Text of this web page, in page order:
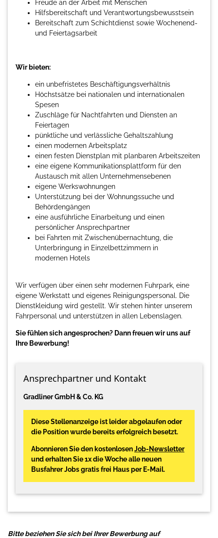
Freude an der Arbeit mit Menschen
Hilfsbereitschaft und Verantwortungsbewusstsein
Bereitschaft zum Schichtdienst sowie Wochenend-
und Feiertagsarbeit
Wir bieten:
ein unbefristetes Beschäftigungsverhältnis
Höchstsätze bei nationalen und internationalen
Spesen
Zuschläge für Nachtfahrten und Diensten an
Feiertagen
pünktliche und verlässliche Gehaltszahlung
einen modernen Arbeitsplatz
einen festen Dienstplan mit planbaren Arbeitszeiten
eine eigene Kommunikationsplattform für den
Austausch mit allen Unternehmensebenen
eigene Werkswohnungen
Unterstützung bei der Wohnungssuche und
Behördengängen
eine ausführliche Einarbeitung und einen
persönlicher Ansprechpartner
bei Fahrten mit Zwischenübernachtung, die
Unterbringung in Einzelbettzimmern in
modernen Hotels
Wir verfügen über einen sehr modernen Fuhrpark, eine
eigene Werkstatt und eigenes Reinigungspersonal. Die
Dienstkleidung wird gestellt. Wir stehen hinter unserem
Fahrpersonal und unterstützen in allen Lebenslagen.
Sie fühlen sich angesprochen? Dann freuen wir uns auf
Ihre Bewerbung!
Ansprechpartner und Kontakt
Gradliner GmbH & Co. KG
Diese Stellenanzeige ist leider abgelaufen oder
die Position wurde bereits erfolgreich besetzt.
Abonnieren Sie den kostenlosenJob-Newsletter
und erhalten Sie 1x die Woche alle neuen
Busfahrer Jobs gratis frei Haus per E-Mail.
Bitte beziehen Sie sich bei Ihrer Bewerbung auf